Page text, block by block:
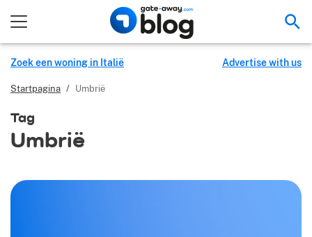
Zoek een woning in Italië Advertise with us
Startpagina / Umbrië
Tag
Umbrië